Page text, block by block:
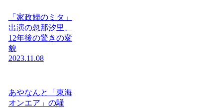
「家政婦のミタ」
出演の忽那汐里、
12年後の驚きの変
貌
2023.11.08
あやなんと「東海
オンエア」の騒